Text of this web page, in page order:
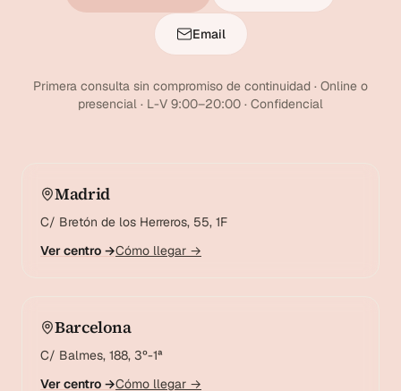
Email
Primera consulta sin compromiso de continuidad · Online o
presencial · L-V 9:00–20:00 · Confidencial
Madrid
C/ Bretón de los Herreros, 55, 1F
Ver centro →Cómo llegar →
Barcelona
C/ Balmes, 188, 3º-1ª
Ver centro →Cómo llegar →